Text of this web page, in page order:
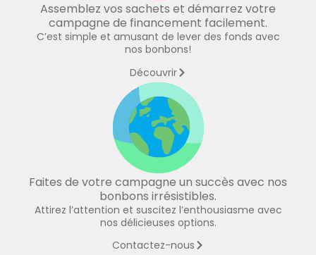
Assemblez vos sachets et démarrez votre
campagne de financement facilement.
C’est simple et amusant de lever des fonds avec
nos bonbons!
Découvrir
Faites de votre campagne un succès avec nos
bonbons irrésistibles.
Attirez l’attention et suscitez l’enthousiasme avec
nos délicieuses options.
Contactez-nous